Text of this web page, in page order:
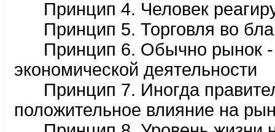
Принцип 4. Человек
Принцип 5. Торговля во
Принцип 6. Обычно рынок -
экономической деятельности
Принцип 7. Иногда
положительное влияние на